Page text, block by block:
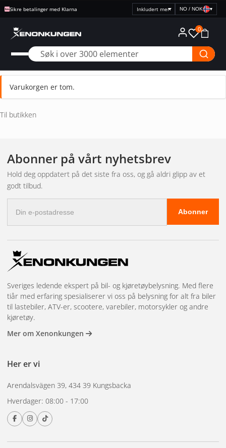
Sikre betalinger med Klarna
Velg
NO / NOK ▾
0
Varukorgen er tom.
Til butikken
Abonner på vårt nyhetsbrev
Hold deg oppdatert på det siste fra oss, og gå aldri glipp av et
godt tilbud.
postadresse
Abonner
Sveriges ledende ekspert på bil- og kjøretøybelysning. Med flere
tiår med erfaring spesialiserer vi oss på belysning for alt fra biler
til lastebiler, ATV-er, scootere, varebiler, motorsykler og andre
kjøretøy.
Mer om Xenonkungen
Her er vi
Arendalsvägen 39, 434 39 Kungsbacka
Hverdager: 08:00 - 17:00